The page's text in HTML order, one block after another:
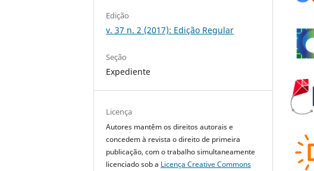
Edição
v. 37 n. 2 (2017): Edição Regular
Seção
Expediente
Licença
Autores mantêm os direitos autorais e
concedem à revista o direito de primeira
publicação, com o trabalho simultaneamente
licenciado sob a Licença Creative Commons